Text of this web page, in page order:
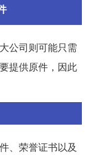
公司则可能只需
提供原件，因此
、荣誉证书以及